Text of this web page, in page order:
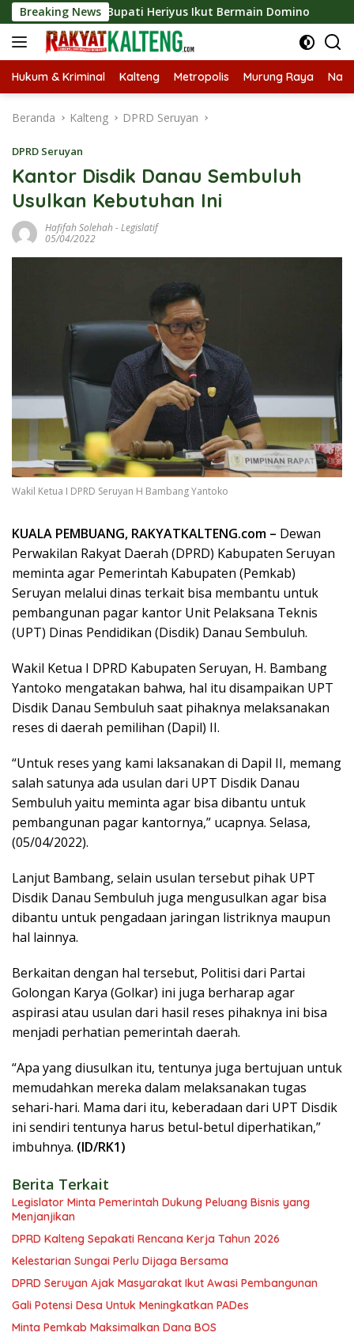
Langsung
ke
konten
Breaking News
2026, Bupati Heriyus Ikut Bermain Domino Tekan
Hukum & Kriminal Kalteng Metropolis Murung Raya
Beranda Kalteng DPRD Seruyan
DPRD Seruyan
Kantor Disdik Danau Sembuluh
Usulkan Kebutuhan Ini
Hafifah Solehah -Legislatif
05/04/2022
Wakil Ketua I DPRD Seruyan H Bambang Yantoko
KUALA PEMBUANG, RAKYATKALTENG.com – Dewan
Perwakilan Rakyat Daerah (DPRD) Kabupaten Seruyan
meminta agar Pemerintah Kabupaten (Pemkab)
Seruyan melalui dinas terkait bisa membantu untuk
pembangunan pagar kantor Unit Pelaksana Teknis
(UPT) Dinas Pendidikan (Disdik) Danau Sembuluh.
Wakil Ketua I DPRD Kabupaten Seruyan, H. Bambang
Yantoko mengatakan bahwa, hal itu disampaikan UPT
Disdik Danau Sembuluh saat pihaknya melaksanakan
reses di daerah pemilihan (Dapil) II.
“Untuk reses yang kami laksanakan di Dapil II, memang
salah satunya ada usulan dari UPT Disdik Danau
Sembuluh yaitu meminta agar bisa dibantu untuk
pembangunan pagar kantornya,” ucapnya. Selasa,
(05/04/2022).
Lanjut Bambang, selain usulan tersebut pihak UPT
Disdik Danau Sembuluh juga mengusulkan agar bisa
dibantu untuk pengadaan jaringan listriknya maupun
hal lainnya.
Berkaitan dengan hal tersebut, Politisi dari Partai
Golongan Karya (Golkar) ini juga berharap agar
aspirasi atau usulan dari hasil reses pihaknya ini bisa
menjadi perhatian pemerintah daerah.
“Apa yang diusulkan itu, tentunya juga bertujuan untuk
memudahkan mereka dalam melaksanakan tugas
sehari-hari. Mama dari itu, keberadaan dari UPT Disdik
ini sendiri tentunya harus betul-betul diperhatikan,”
imbuhnya. (ID/RK1)
Berita Terkait
Legislator Minta Pemerintah Dukung Peluang Bisnis yang
Menjanjikan
DPRD Kalteng Sepakati Rencana Kerja Tahun 2026
Kelestarian Sungai Perlu Dijaga Bersama
DPRD Seruyan Ajak Masyarakat Ikut Awasi Pembangunan
Gali Potensi Desa Untuk Meningkatkan PADes
Minta Pemkab Maksimalkan Dana BOS